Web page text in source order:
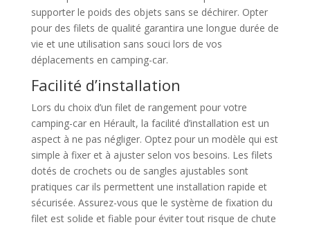
supporter le poids des objets sans se déchirer. Opter
pour des filets de qualité garantira une longue durée de
vie et une utilisation sans souci lors de vos
déplacements en camping-car.
Facilité d’installation
Lors du choix d’un filet de rangement pour votre
camping-car en Hérault, la facilité d’installation est un
aspect à ne pas négliger. Optez pour un modèle qui est
simple à fixer et à ajuster selon vos besoins. Les filets
dotés de crochets ou de sangles ajustables sont
pratiques car ils permettent une installation rapide et
sécurisée. Assurez-vous que le système de fixation du
filet est solide et fiable pour éviter tout risque de chute